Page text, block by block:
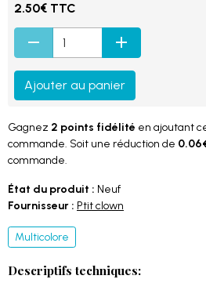
2.50€ TTC
Ajouter au panier
Gagnez 2 points fidélité en ajoutant
commande. Soit une réduction de
commande.
État du produit : Neuf
Fournisseur : Ptit clown
Multicolore
Descriptifs techniques: